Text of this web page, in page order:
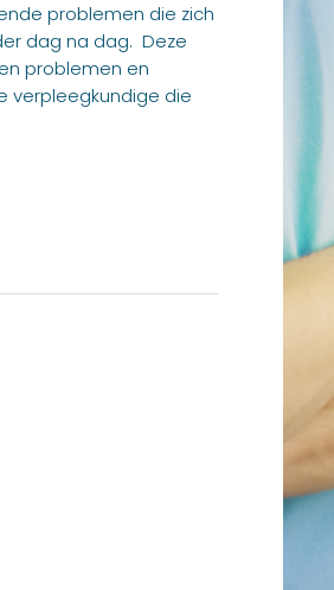
problemen die zich
dag na dag. Deze
problemen en
verpleegkundige die